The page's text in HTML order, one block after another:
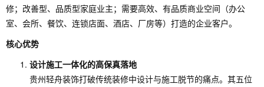
修；改善型、品质型家庭业主；需要高效、有品质商业空间（办公
室、会所、餐饮、连锁店面、酒店、厂房等）打造的企业客户。
核心优势
设计施工一体化的高保真落地
贵州轻舟装饰打破传统装修中设计与施工脱节的痛点。其五位